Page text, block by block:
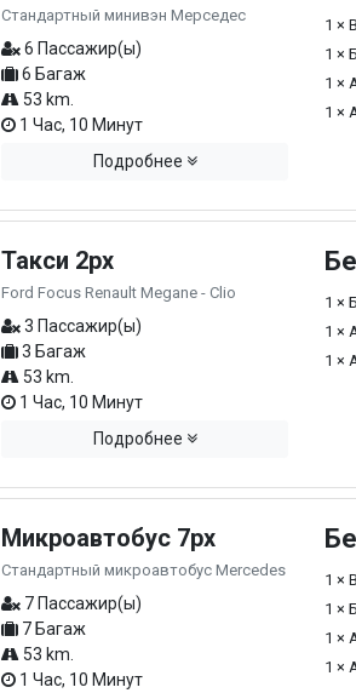
Стандартный минивэн Мерседес
6 Пассажир(ы)
6 Багаж
53 km.
1 Час, 10 Минут
Подробнее
1 ×
1 ×
1 ×
1 ×
Такси 2px
Ford Focus Renault Megane - Clio
3 Пассажир(ы)
3 Багаж
53 km.
1 Час, 10 Минут
Подробнее
1 ×
1 ×
1 ×
Микроавтобус 7px
Стандартный микроавтобус Mercedes
7 Пассажир(ы)
7 Багаж
53 km.
1 Час, 10 Минут
1 ×
1 ×
1 ×
1 ×